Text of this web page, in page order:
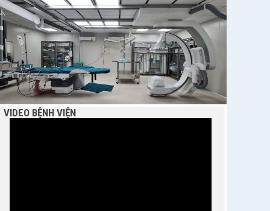
VIDEO BỆNH VIỆN
BỆNH VIỆN NGUYỄN ĐÌNH CHIỂU TIẾP TỤC TRIỂN
KHAI KỸ THUẬT CHUYÊN SÂU TRONG KHÁM,
CHỮA BỆNH